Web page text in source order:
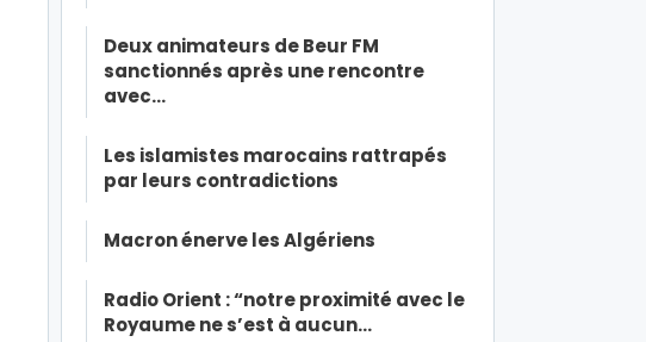
Deux animateurs de Beur FM
sanctionnés après une rencontre
avec…
Les islamistes marocains rattrapés
par leurs contradictions
Macron énerve les Algériens
Radio Orient : “notre proximité avec le
Royaume ne s’est à aucun…